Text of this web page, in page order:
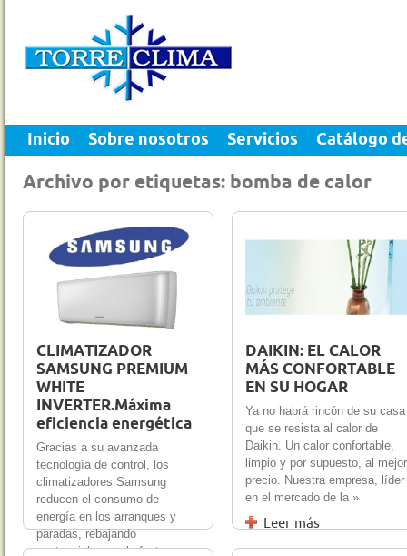
Inicio Sobre nosotros Servicios Catálogo
Archivo por etiquetas: bomba de calor
0
CLIMATIZADOR
SAMSUNG PREMIUM
WHITE
INVERTER.Máxima
eficiencia energética
Gracias a su avanzada
tecnología de control, los
climatizadores Samsung
reducen el consumo de
energía en los arranques y
paradas, rebajando
sustancialmente la factura
DAIKIN: EL CALOR
MÁS CONFORTABLE
EN SU HOGAR
Ya no habrá rincón de su casa
que se resista al calor de
Daikin. Un calor confortable,
limpio y por supuesto, al mejor
precio. Nuestra empresa, líder
en el mercado de la »
Leer más